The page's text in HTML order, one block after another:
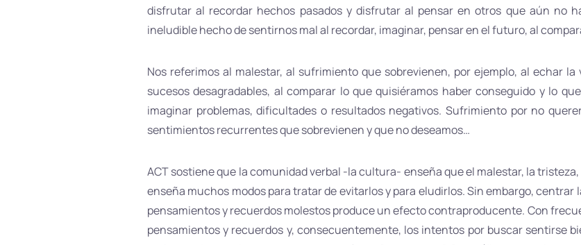
disfrutar al recordar hechos pasados y disfrutar al pensar en otros que aún no
ineludible hecho de sentirnos mal al recordar, imaginar, pensar en el futuro, al
Nos referimos al malestar, al sufrimiento que sobrevienen, por ejemplo, al echar
sucesos desagradables, al comparar lo que quisiéramos haber conseguido y lo
imaginar problemas, dificultades o resultados negativos. Sufrimiento por no
sentimientos recurrentes que sobrevienen y que no deseamos…
ACT sostiene que la comunidad verbal -la cultura- enseña que el malestar, la
enseña muchos modos para tratar de evitarlos y para eludirlos. Sin embargo, centrar
pensamientos y recuerdos molestos produce un efecto contraproducente. Con
pensamientos y recuerdos y, consecuentemente, los intentos por buscar sentirse